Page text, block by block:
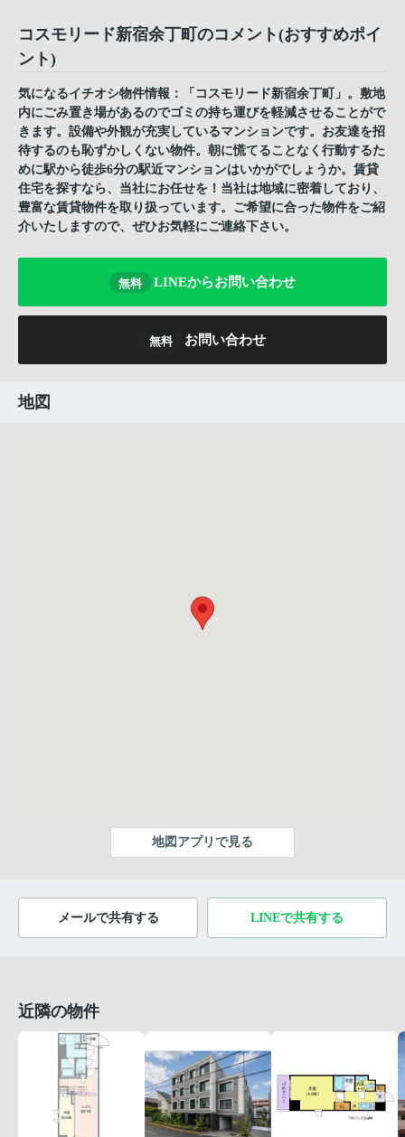
コスモリード新宿余丁町のコメント(おすすめポイ
ント)
気になるイチオシ物件情報：「コスモリード新宿余丁町」。敷地
内にごみ置き場があるのでゴミの持ち運びを軽減させることがで
きます。設備や外観が充実しているマンションです。お友達を招
待するのも恥ずかしくない物件。朝に慌てることなく行動するた
めに駅から徒歩6分の駅近マンションはいかがでしょうか。賃貸
住宅を探すなら、当社にお任せを！当社は地域に密着しており、
豊富な賃貸物件を取り扱っています。ご希望に合った物件をご紹
介いたしますので、ぜひお気軽にご連絡下さい。
無料 LINEからお問い合わせ
無料 お問い合わせ
地図
地図アプリで見る
メールで共有する LINEで共有する
近隣の物件